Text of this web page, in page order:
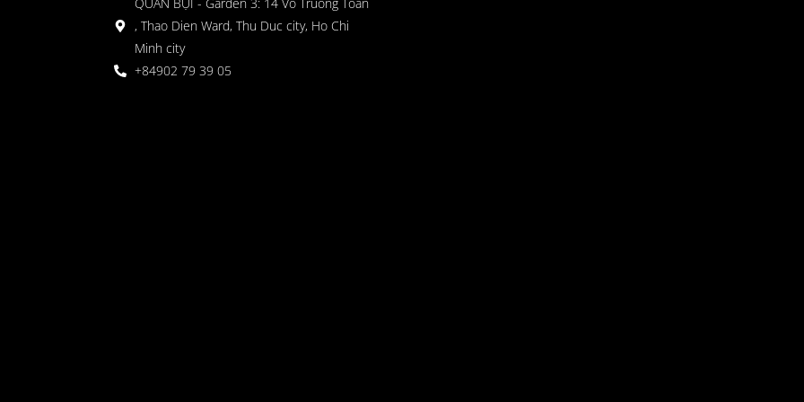
, Thao Dien Ward, Thu Duc city, Ho Chi
Minh city
+84902 79 39 05